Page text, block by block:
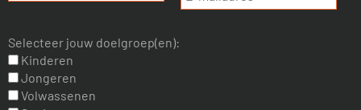
Selecteer jouw doelgroep(en):
Kinderen
Jongeren
Volwassenen